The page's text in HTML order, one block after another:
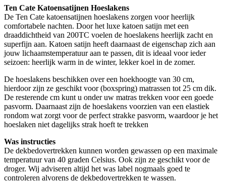
Ten Cate Katoensatijnen Hoeslakens
De Ten Cate katoensatijnen hoeslakens zorgen voor heerlijk
comfortabele nachten. Door het luxe katoen satijn met een
draaddichtheid van 200TC voelen de hoeslakens heerlijk zacht en
superfijn aan. Katoen satijn heeft daarnaast de eigenschap zich aan
jouw lichaamstemperatuur aan te passen, dit is ideaal voor ieder
seizoen: heerlijk warm in de winter, lekker koel in de zomer.
De hoeslakens beschikken over een hoekhoogte van 30 cm,
hierdoor zijn ze geschikt voor (boxspring) matrassen tot 25 cm dik.
De resterende cm kunt u onder uw matras trekken voor een goede
pasvorm. Daarnaast zijn de hoeslakens voorzien van een elastiek
rondom wat zorgt voor de perfect strakke pasvorm, waardoor je het
hoeslaken niet dagelijks strak hoeft te trekken
Was instructies
De dekbedovertrekken kunnen worden gewassen op een maximale
temperatuur van 40 graden Celsius. Ook zijn ze geschikt voor de
droger. Wij adviseren altijd het was label nogmaals goed te
controleren alvorens de dekbedovertrekken te wassen.